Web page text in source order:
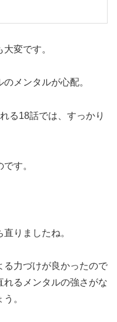
変です。
メンタルが心配。
る18話では、すっかり
す。
りましたね。
る力づけが良かったので
れるメンタルの強さがな
。